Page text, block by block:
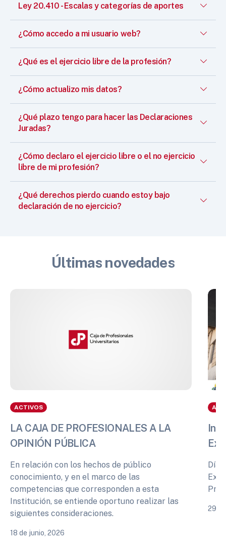
Ley 20.410 - Escalas y categorías de aportes
¿Cómo accedo a mi usuario web?
¿Qué es el ejercicio libre de la profesión?
¿Cómo actualizo mis datos?
¿Qué plazo tengo para hacer las Declaraciones
Juradas?
¿Cómo declaro el ejercicio libre o el no ejercicio
libre de mi profesión?
¿Qué derechos pierdo cuando estoy bajo
declaración de no ejercicio?
Últimas novedades
ACTIVOS
LA CAJA DE PROFESIONALES A LA
OPINIÓN PÚBLICA
En relación con los hechos de público
conocimiento, y en el marco de las
competencias que corresponden a esta
Institución, se entiende oportuno realizar las
siguientes consideraciones.
18 de junio, 2026
29